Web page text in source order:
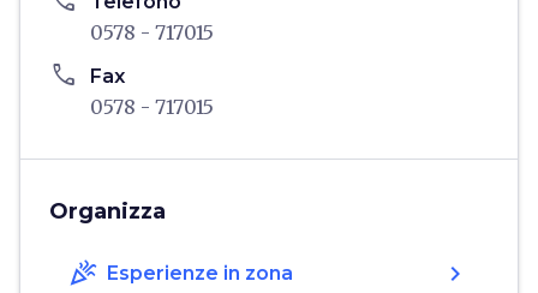
0578 - 717015
phone Fax
0578 - 717015
Organizza
celebration Esperienze in zona chevron_right